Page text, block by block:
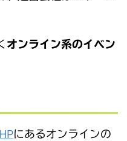
オンライン系のイベン
にあるオンラインの